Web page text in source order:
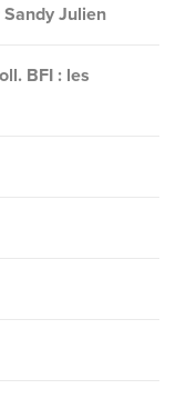
Julien
BFI : les